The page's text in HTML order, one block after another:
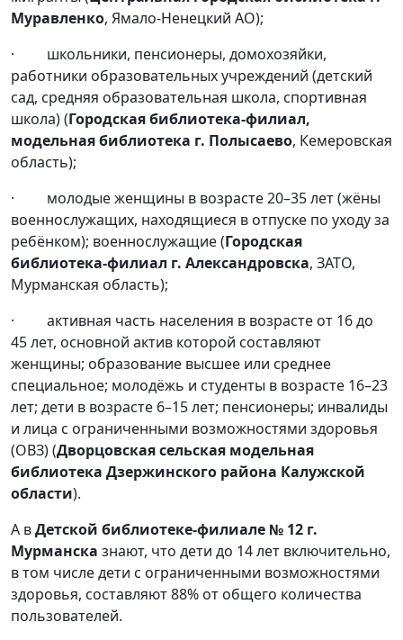
Муравленко, Ямало-Ненецкий АО);
· школьники, пенсионеры, домохозяйки,
работники образовательных учреждений (детский
сад, средняя образовательная школа, спортивная
школа) (Городская библиотека-филиал,
модельная библиотека г. Полысаево, Кемеровская
область);
· молодые женщины в возрасте 20–35 лет (жёны
военнослужащих, находящиеся в отпуске по уходу за
ребёнком); военнослужащие (Городская
библиотека-филиал г. Александровска, ЗАТО,
Мурманская область);
· активная часть населения в возрасте от 16 до
45 лет, основной актив которой составляют
женщины; образование высшее или среднее
специальное; молодёжь и студенты в возрасте 16–23
лет; дети в возрасте 6–15 лет; пенсионеры; инвалиды
и лица с ограниченными возможностями здоровья
(ОВЗ) (Дворцовская сельская модельная
библиотека Дзержинского района Калужской
области).
А вДетской библиотеке-филиале № 12 г.
Мурманска знают, что дети до 14 лет включительно,
в том числе дети с ограниченными возможностями
здоровья, составляют 88% от общего количества
пользователей.